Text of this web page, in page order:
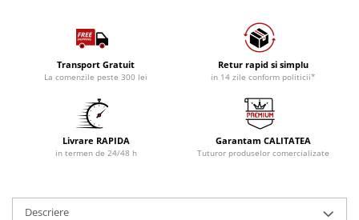
Transport Gratuit
La comenzile peste 300 lei
Retur rapid si simplu
in 14 zile conform politicii*
Livrare RAPIDA
in termen de 24/48 h
Garantam CALITATEA
Tuturor produselor comercializate
Descriere